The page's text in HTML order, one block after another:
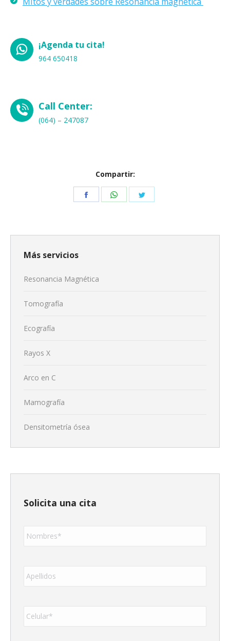
¡Agenda tu cita!
964 650418
Call Center:
(064) – 247087
Compartir:
Share
Share
Más servicios
Resonancia Magnética
Tomografía
Ecografía
Rayos X
Arco en C
Mamografía
Densitometría ósea
Solicita una cita